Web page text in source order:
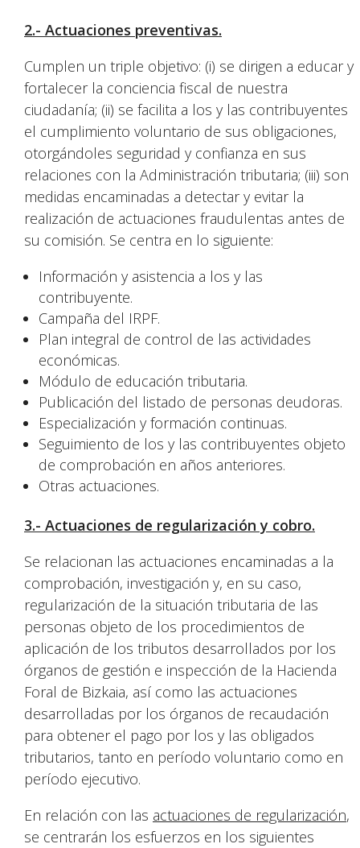
2.- Actuaciones preventivas.
Cumplen un triple objetivo: (i) se dirigen a educar y
fortalecer la conciencia fiscal de nuestra
ciudadanía; (ii) se facilita a los y las contribuyentes
el cumplimiento voluntario de sus obligaciones,
otorgándoles seguridad y confianza en sus
relaciones con la Administración tributaria; (iii) son
medidas encaminadas a detectar y evitar la
realización de actuaciones fraudulentas antes de
su comisión. Se centra en lo siguiente:
Información y asistencia a los y las
contribuyente.
Campaña del IRPF.
Plan integral de control de las actividades
económicas.
Módulo de educación tributaria.
Publicación del listado de personas deudoras.
Especialización y formación continuas.
Seguimiento de los y las contribuyentes objeto
de comprobación en años anteriores.
Otras actuaciones.
3.- Actuaciones de regularización y cobro.
Se relacionan las actuaciones encaminadas a la
comprobación, investigación y, en su caso,
regularización de la situación tributaria de las
personas objeto de los procedimientos de
aplicación de los tributos desarrollados por los
órganos de gestión e inspección de la Hacienda
Foral de Bizkaia, así como las actuaciones
desarrolladas por los órganos de recaudación
para obtener el pago por los y las obligados
tributarios, tanto en período voluntario como en
período ejecutivo.
En relación con las actuaciones de regularización,
se centrarán los esfuerzos en los siguientes